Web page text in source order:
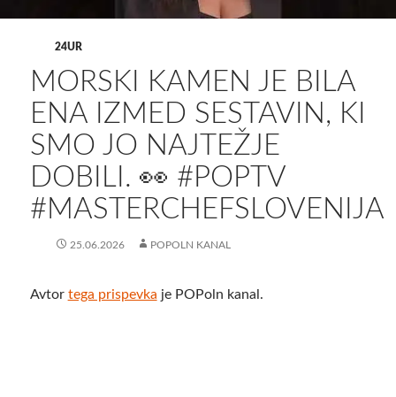
24UR
MORSKI KAMEN JE BILA
ENA IZMED SESTAVIN, KI
SMO JO NAJTEŽJE
DOBILI. 👀 #POPTV
#MASTERCHEFSLOVENIJA
25.06.2026 POPOLN KANAL
Avtor tega prispevka je POPoln kanal.